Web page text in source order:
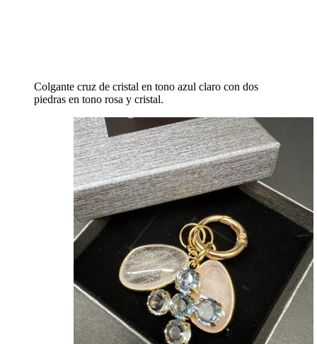
Colgante cruz de cristal en tono azul claro con dos
piedras en tono rosa y cristal.